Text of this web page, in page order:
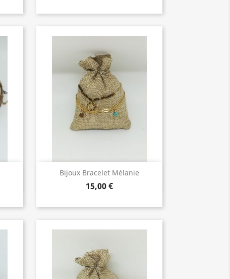
Bijoux Bracelet Mélanie
15,00 €
Bijoux de Qualité